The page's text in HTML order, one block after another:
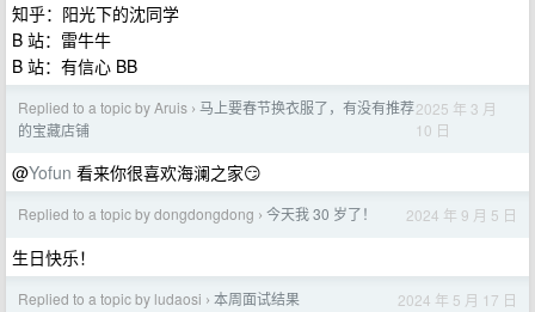
知乎：阳光下的沈同学
B 站：雷牛牛
B 站：有信心 BB
Replied to a topic by Aruis › 马上要春节换衣服了，有没有推荐
的宝藏店铺
2025 年 3 月
10 日
@Yofun 看来你很喜欢海澜之家😏
Replied to a topic by dongdongdong › 今天我 30 岁了！ 2024 年 9 月 5 日
生日快乐！
Replied to a topic by ludaosi › 本周面试结果 2024 年 5 月 17 日